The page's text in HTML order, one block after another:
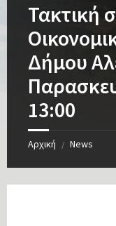
Τακτική
Δήμου
13:00
Αρχική / News